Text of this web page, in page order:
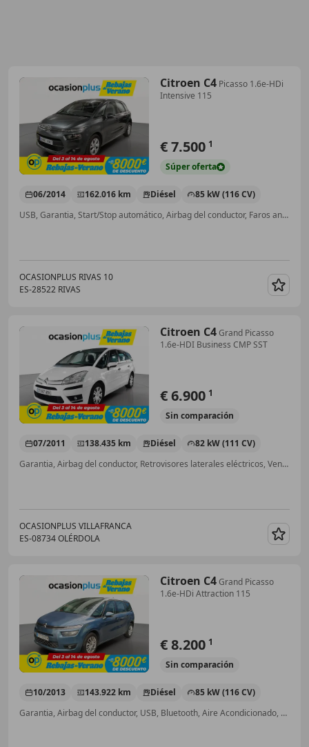
Citroen C4 Picasso 1.6e-HDi
Intensive 115
€ 7.500 1
Súperoferta
06/2014 162.016 km Diésel
85 kW (116 CV)
USB, Garantia, Start/Stop automático, Airbag del conductor, Faros antiniebla, Bluetooth, Climatizador automático, Airbag acompañante
OCASIONPLUS RIVAS 10
ES-28522 RIVAS
Citroen C4Grand Picasso
1.6e-HDI Business CMP SST
€ 6.900 1
Sin comparación
07/2011 138.435 km Diésel
82 kW (111 CV)
Garantia, Airbag del conductor, Retrovisores laterales eléctricos, Ventanas tintadas, Elevalunas eléctrico, CD, Control de tracción, Cierre centralizado
OCASIONPLUS VILLAFRANCA
ES-08734 OLÉRDOLA
Citroen C4Grand Picasso
1.6e-HDi Attraction 115
€ 8.200 1
Sin comparación
10/2013 143.922 km Diésel
85 kW (116 CV)
Garantia, Airbag del conductor, USB, Bluetooth, Aire Acondicionado, Airbag acompañante